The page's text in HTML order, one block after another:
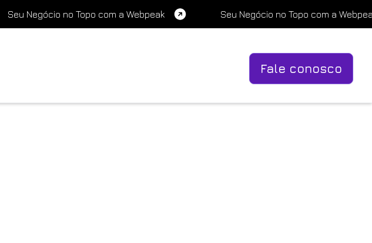
Seu Negócio no Topo com a Webpeak Seu Negócio no Topo com a
Fale conosco